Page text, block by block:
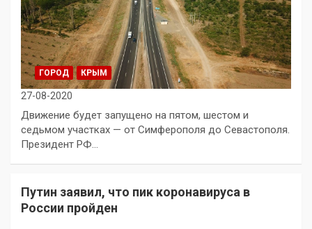
ГОРОД КРЫМ
27-08-2020
Движение будет запущено на пятом, шестом и
седьмом участках — от Симферополя до Севастополя.
Президент РФ…
Путин заявил, что пик коронавируса в
России пройден